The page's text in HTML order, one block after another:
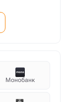
Монобанк